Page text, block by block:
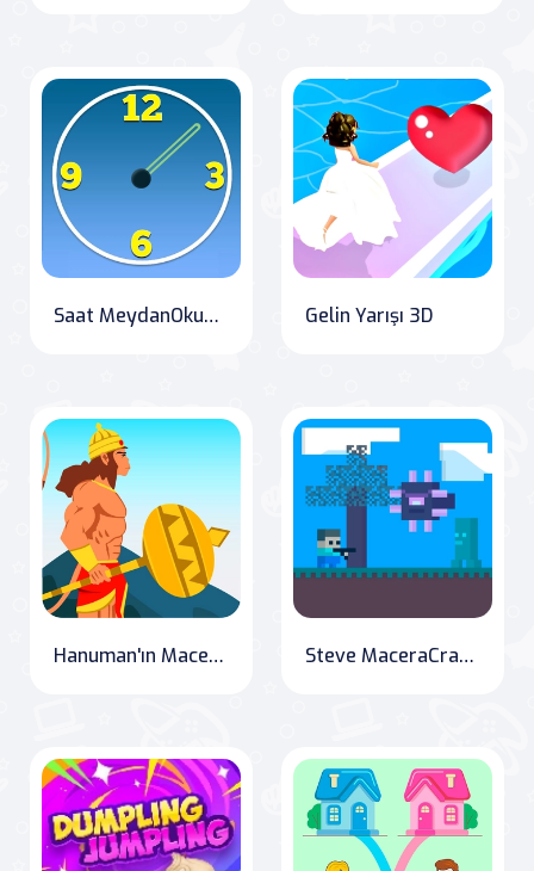
Saat MeydanOkuma Gelin Yarışı 3D
Hanuman'ın Macerası Steve MaceraCraft Aqua